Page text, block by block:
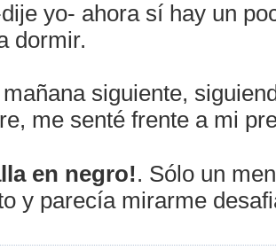
yo- ahora sí hay un
dormir.
siguiente,
me senté frente a mi
en negro!. Sólo un
y parecía mirarme